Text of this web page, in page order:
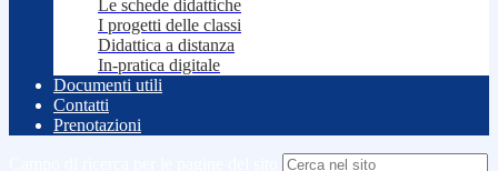
Le schede didattiche
I progetti delle classi
Didattica a distanza
In-pratica digitale
Documenti utili
Contatti
Prenotazioni